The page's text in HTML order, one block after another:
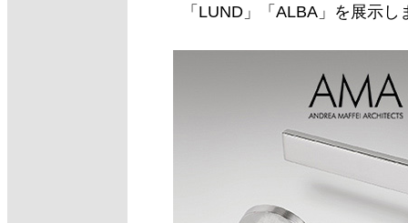
「LUND」「ALBA」を展示し